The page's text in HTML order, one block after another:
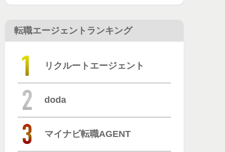
転職エージェントランキング
リクルートエージェント
doda
マイナビ転職AGENT